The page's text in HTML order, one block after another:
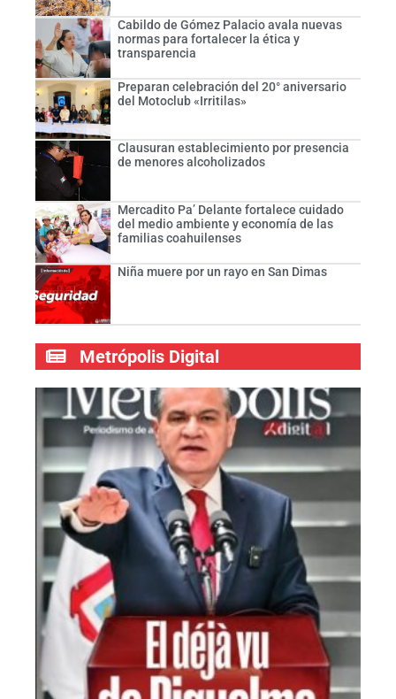
Cabildo de Gómez Palacio avala nuevas
normas para fortalecer la ética y
transparencia
Preparan celebración del 20° aniversario
del Motoclub «Irritilas»
Clausuran establecimiento por presencia
de menores alcoholizados
Mercadito Pa’ Delante fortalece cuidado
del medio ambiente y economía de las
familias coahuilenses
Niña muere por un rayo en San Dimas
Metrópolis Digital